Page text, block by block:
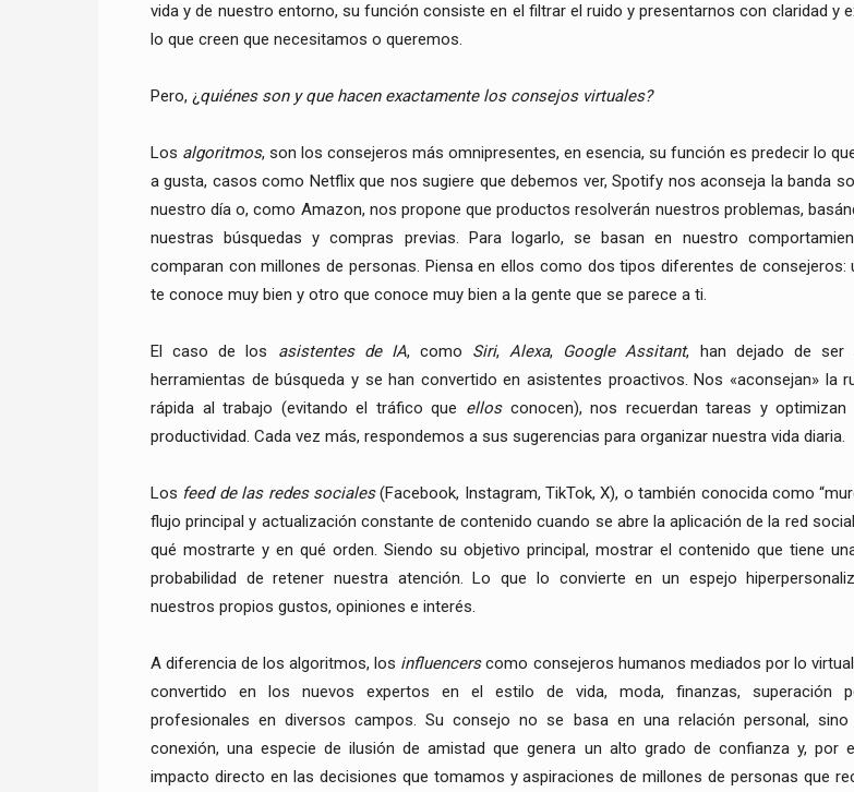
vida y de nuestro entorno, su función consiste en el filtrar el ruido y presentarnos con claridad y
lo que creen que necesitamos o queremos.
Pero, ¿ quiénes son y que hacen exactamente los consejos virtuales?
Los algoritmos, son los consejeros más omnipresentes, en esencia, su función es predecir lo
a gusta, casos como Netflix que nos sugiere que debemos ver, Spotify nos aconseja la banda
nuestro día o, como Amazon, nos propone que productos resolverán nuestros problemas,
nuestras búsquedas y compras previas. Para logarlo, se basan en nuestro
comparan con millones de personas. Piensa en ellos como dos tipos diferentes de consejeros:
te conoce muy bien y otro que conoce muy bien a la gente que se parece a ti.
El caso de los asistentes de IA, como Siri,Alexa, Google Assitant, han dejado de ser
herramientas de búsqueda y se han convertido en asistentes proactivos. Nos «aconsejan» la
rápida al trabajo (evitando el tráfico que ellosconocen), nos recuerdan tareas y optimizan
productividad. Cada vez más, respondemos a sus sugerencias para organizar nuestra vida diaria.
Los feed de las redes sociales(Facebook, Instagram, TikTok, X), o también conocida como
flujo principal y actualización constante de contenido cuando se abre la aplicación de la red
qué mostrarte y en qué orden. Siendo su objetivo principal, mostrar el contenido que tiene
probabilidad de retener nuestra atención. Lo que lo convierte en un espejo
nuestros propios gustos, opiniones e interés.
A diferencia de los algoritmos, los influencerscomo consejeros humanos mediados por lo
convertido en los nuevos expertos en el estilo de vida, moda, finanzas, superación
profesionales en diversos campos. Su consejo no se basa en una relación personal,
conexión, una especie de ilusión de amistad que genera un alto grado de confianza y, por
impacto directo en las decisiones que tomamos y aspiraciones de millones de personas que